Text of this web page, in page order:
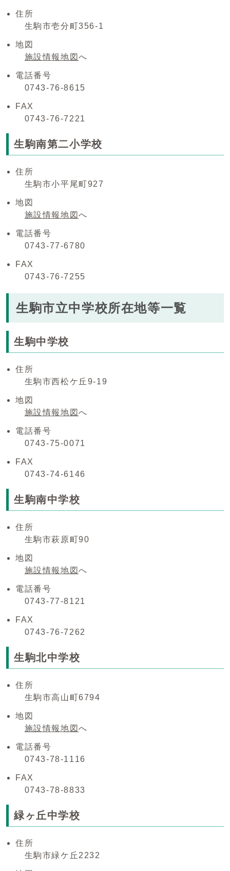
住所
生駒市壱分町356-1
地図
施設情報地図へ
電話番号
0743-76-8615
FAX
0743-76-7221
生駒南第二小学校
住所
生駒市小平尾町927
地図
施設情報地図へ
電話番号
0743-77-6780
FAX
0743-76-7255
生駒市立中学校所在地等一覧
生駒中学校
住所
生駒市西松ケ丘9-19
地図
施設情報地図へ
電話番号
0743-75-0071
FAX
0743-74-6146
生駒南中学校
住所
生駒市萩原町90
地図
施設情報地図へ
電話番号
0743-77-8121
FAX
0743-76-7262
生駒北中学校
住所
生駒市高山町6794
地図
施設情報地図へ
電話番号
0743-78-1116
FAX
0743-78-8833
緑ヶ丘中学校
住所
生駒市緑ケ丘2232